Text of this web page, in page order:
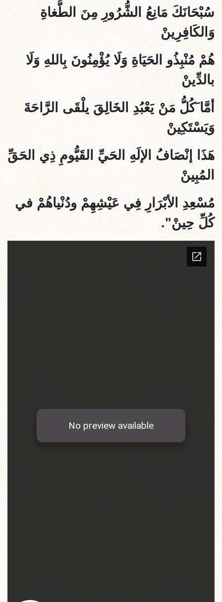
سُبْحَانَكَ مَانِعُ الشُّرُورِ مِنَ الطُّغاةِ
وَالكَافِرِينْ
هُمْ مُنْبِذُو الحَيَاةِ وَلَا يُؤْمِنُونَ بِاللهِ وَلَا
بالدِّينْ
أمَّا َكُلُّ مَنْ يَعْبُدِ الخَالِقَ يلْقَى الرَّاحَةَ
وَيَسْتَكِينْ
هَذَا إنْصَافُ الإلَهِ الحَيِّ القَيُّومِ ذِي الحَقِّ
المُبِينْ
مُسْعِدِ الأبْرَارِ فِي عَيْشِهِمْ ودُنْياهُمْ في
كُلِّ حِينْ".